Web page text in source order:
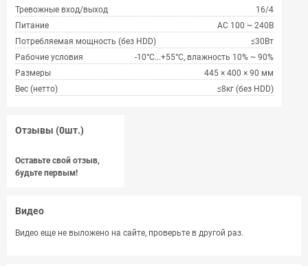
Тревожные вход/выход
16/4
Питание
AC 100 ~ 240В
Потребляемая мощность (без HDD)
≤30Вт
Рабочие условия
-10°C...+55°C, влажность 10% ~ 90%
Размеры
445 × 400 × 90 мм
Вес (нетто)
≤8кг (без HDD)
Отзывы (0шт.)
Оставьте свой отзыв,
будьте первым!
Видео
Видео еще не выложено на сайте, проверьте в другой раз.